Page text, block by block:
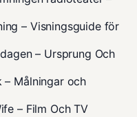
– Visningsguide för
– Ursprung Och
– Målningar och
– Film Och TV